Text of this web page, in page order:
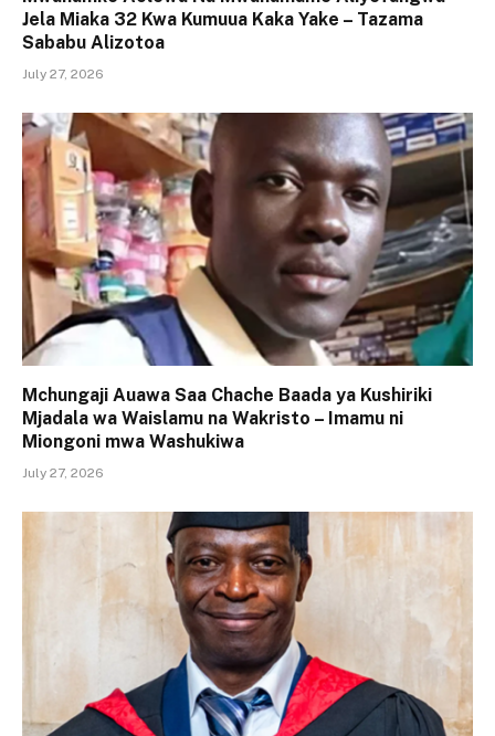
Jela Miaka 32 Kwa Kumuua Kaka Yake – Tazama
Sababu Alizotoa
July 27, 2026
Mchungaji Auawa Saa Chache Baada ya Kushiriki
Mjadala wa Waislamu na Wakristo – Imamu ni
Miongoni mwa Washukiwa
July 27, 2026